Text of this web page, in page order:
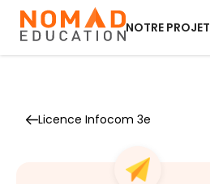
NOTRE PROJET
Licence Infocom 3e